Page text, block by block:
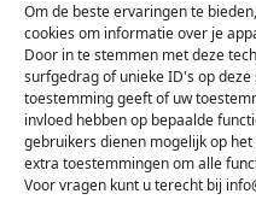
Om de beste ervaringen te
cookies om informatie over je
Door in te stemmen met deze
surfgedrag of unieke ID's op
toestemming geeft of uw
invloed hebben op bepaalde
gebruikers dienen mogelijk op
extra toestemmingen om alle
Voor vragen kunt u terecht bij